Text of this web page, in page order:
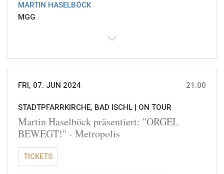
MARTIN HASELBÖCK
MGG
FRI, 07. JUN 2024 21:00
STADTPFARRKIRCHE, BAD ISCHL | ON TOUR
Martin Haselböck präsentiert: "ORGEL
BEWEGT!" - Metropolis
TICKETS